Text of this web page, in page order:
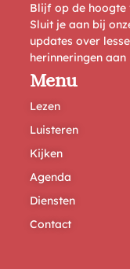
Blijf op de hoogte
Sluit je aan bij
updates over
herinneringen
Menu
Lezen
Luisteren
Kijken
Agenda
Diensten
Contact